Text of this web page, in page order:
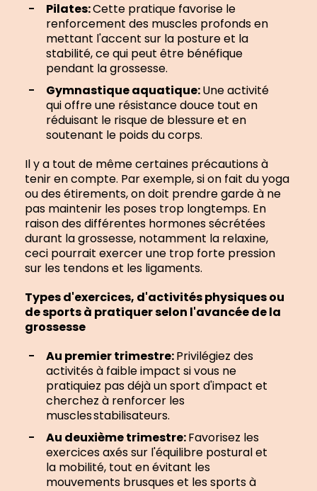
Pilates:Cette pratique favorise le
renforcement des muscles profonds en
mettant l'accent sur la posture et la
stabilité, ce qui peut être bénéfique
pendant la grossesse.
Gymnastique aquatique:Une activité
qui offre une résistance douce tout en
réduisant le risque de blessure et en
soutenant le poids du corps.
Il y a tout de même certaines précautions à
tenir en compte. Par exemple, si on fait du yoga
ou des étirements, on doit prendre garde à ne
pas maintenir les poses trop longtemps. En
raison des différentes hormones sécrétées
durant la grossesse, notamment la relaxine,
ceci pourrait exercer une trop forte pression
sur les tendons et les ligaments.
Types d'exercices, d'activités physiques ou
de sports à pratiquer selon l'avancée de la
grossesse
Au premier trimestre:Privilégiez des
activités à faible impact si vous ne
pratiquiez pas déjà un sport d'impact et
cherchez à renforcer les
muscles stabilisateurs.
Au deuxième trimestre:Favorisez les
exercices axés sur l'équilibre postural et
la mobilité, tout en évitant les
mouvements brusques et les sports à